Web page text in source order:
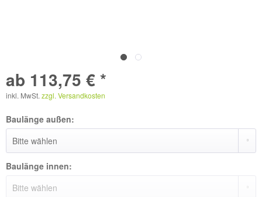
ab 113,75 € *
inkl. MwSt. zzgl. Versandkosten
Baulänge außen:
Baulänge innen: